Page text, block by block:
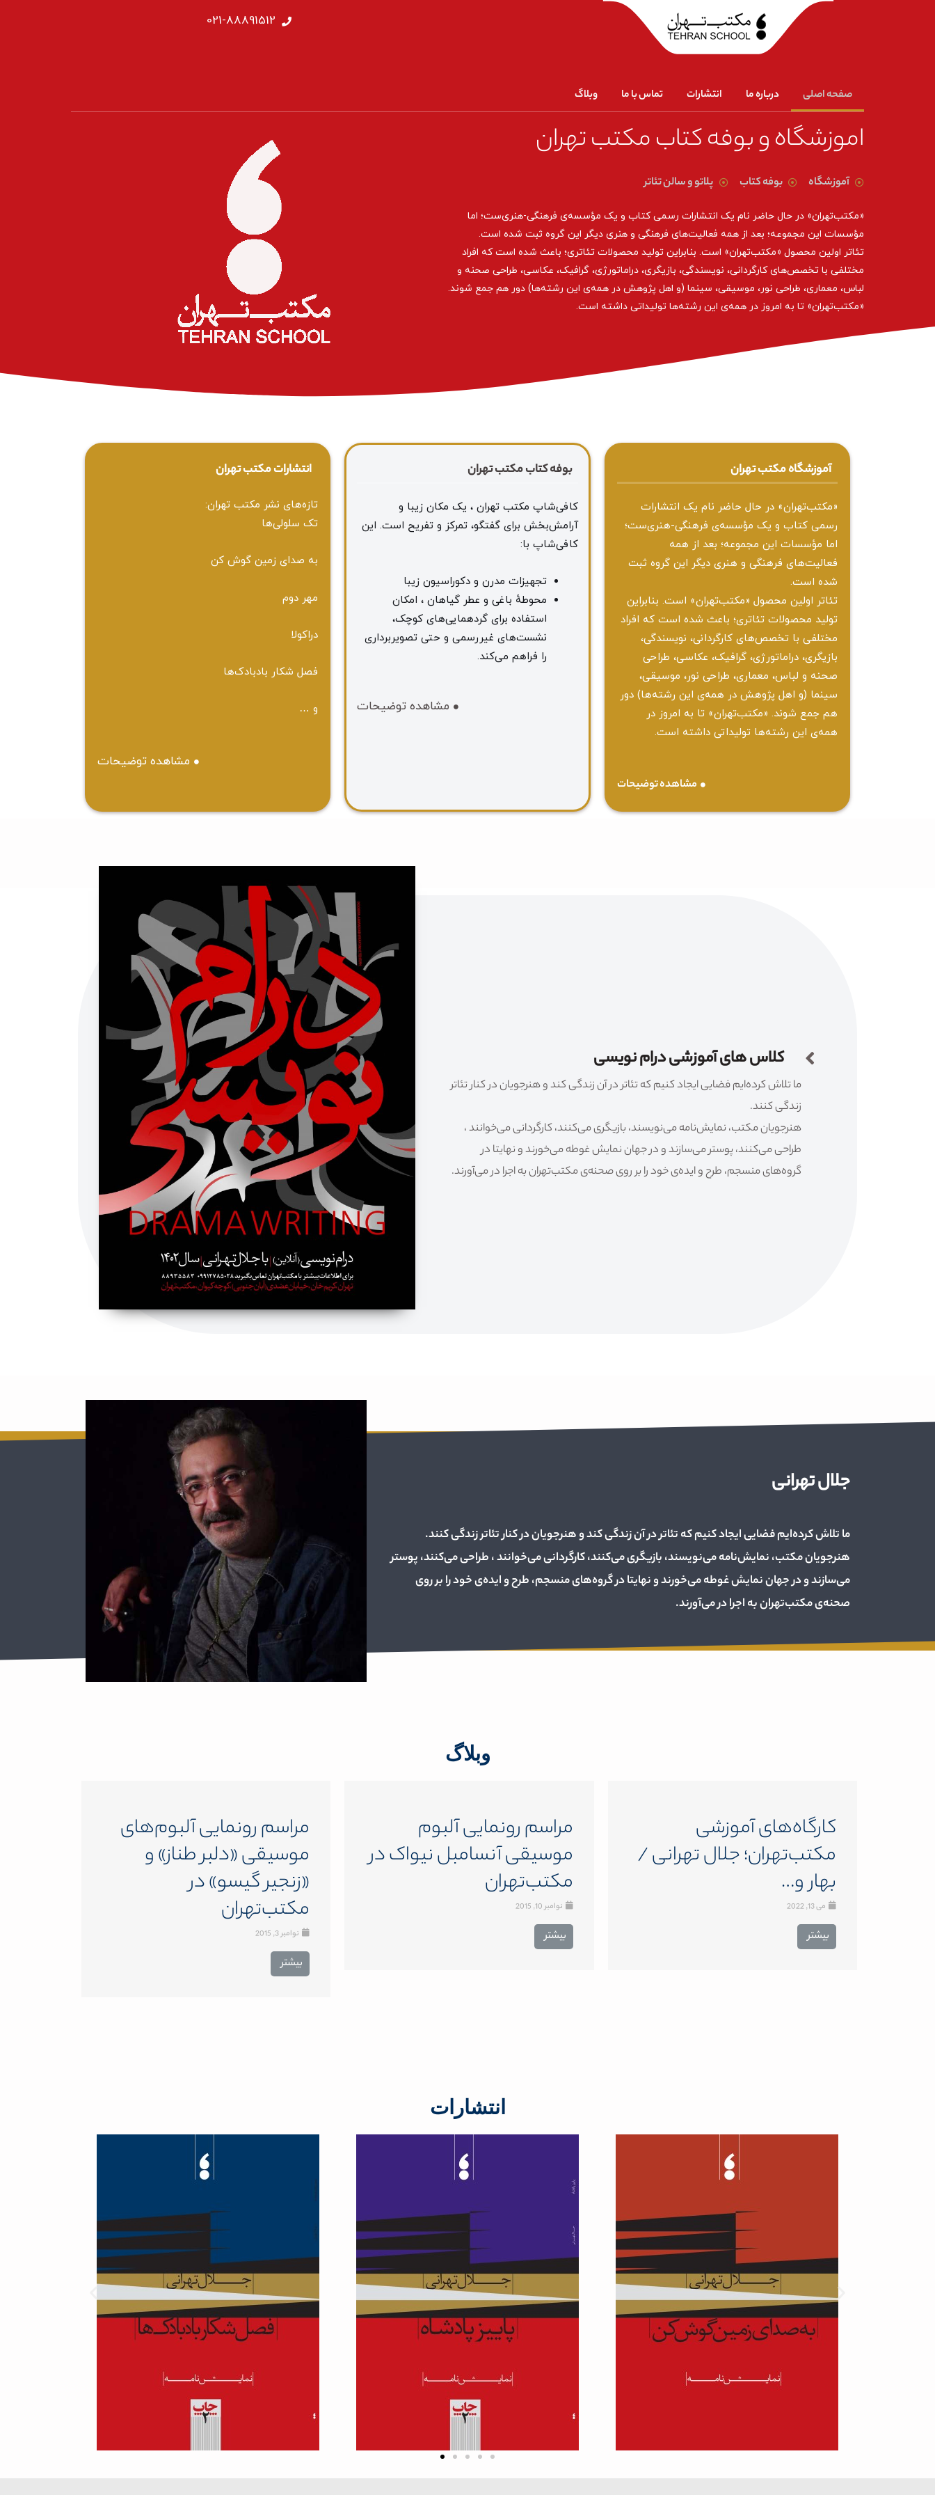
021-88891512
صفحه اصلی درباره ما انتشارات تماس با ما وبلاگ
اموزشگاه و بوفه کتاب مکتب تهران
آموزشگاه بوفه کتاب پلاتو و سالن تئاتر
«مکتب‌تهران» در حال حاضر نام یک انتشارات رسمی کتاب و یک مؤسسه‌ی فرهنگی-هنری‌ست؛ اما
مؤسسات این مجموعه؛ بعد از همه‌ فعالیت‌های فرهنگی و هنری دیگر این گروه ثبت شده است.
تئاتر اولین محصول «مکتب‌تهران» است. بنابراین تولید محصولات تئاتری؛ باعث شده است که افراد
مختلفی با تخصص‌های کارگردانی، نویسندگی، بازیگری، دراماتورژی، گرافیک، عکاسی، طراحی ‌صحنه و
لباس، معماری، طراحی نور، موسیقی، سینما (و اهل پژوهش در همه‌ی این رشته‌ها) دور هم جمع شوند.
«مکتب‌تهران» تا به امروز در همه‌ی این رشته‌ها تولیداتی داشته است.
آموزشگاه مکتب تهران
«مکتب‌تهران» در حال حاضر نام یک انتشارات
رسمی کتاب و یک مؤسسه‌ی فرهنگی-هنری‌ست؛
اما مؤسسات این مجموعه؛ بعد از همه‌
فعالیت‌های فرهنگی و هنری دیگر این گروه ثبت
شده است.
تئاتر اولین محصول «مکتب‌تهران» است. بنابراین
تولید محصولات تئاتری؛ باعث شده است که افراد
مختلفی با تخصص‌های کارگردانی، نویسندگی،
بازیگری، دراماتورژی، گرافیک، عکاسی، طراحی
‌صحنه و لباس، معماری، طراحی نور، موسیقی،
سینما (و اهل پژوهش در همه‌ی این رشته‌ها) دور
هم جمع شوند. «مکتب‌تهران» تا به امروز در
همه‌ی این رشته‌ها تولیداتی داشته است.
مشاهده توضیحات
بوفه کتاب مکتب تهران
کافی‌شاپ مکتب تهران ، یک مکان زیبا و
آرامش‌بخش برای گفتگو، تمرکز و تفریح است. این
کافی‌شاپ با:
تجهیزات مدرن و دکوراسیون زیبا
محوطهٔ باغی و عطر گیاهان ، امکان
استفاده برای گردهمایی‌های کوچک،
نشست‌های غیررسمی و حتی تصویربرداری
را فراهم می‌کند.
مشاهده توضیحات
انتشارات مکتب تهران
تازه‌های نشر مکتب تهران:
تک سلولی‌ها
به صدای زمین گوش کن
مهر دوم
دراکولا
فصل شکار بادبادک‌ها
و …
مشاهده توضیحات
کلاس های آموزشی درام نویسی
ما تلاش کرده‌ایم فضایی ایجاد کنیم که تئاتر در آن زندگی کند و هنرجویان در کنار تئاتر
زندگی کنند.
هنرجویان مکتب، نمایش‌نامه می‌نویسند، بازیگری می‌کنند، کارگردانی می‌خوانند ،
طراحی می‌کنند، پوستر می‌سازند و در جهان نمایش غوطه می‌خورند و نهایتا در
گروه‌های منسجم، طرح و ایده‌ی خود را بر روی صحنه‌ی مکتب‌تهران به اجرا در می‌آورند.
جلال تهرانی
ما تلاش کرده‌ایم فضایی ایجاد کنیم که تئاتر در آن زندگی کند و هنرجویان در کنار تئاتر زندگی کنند.
هنرجویان مکتب، نمایش‌نامه می‌نویسند، بازیگری می‌کنند، کارگردانی می‌خوانند ، طراحی می‌کنند، پوستر
می‌سازند و در جهان نمایش غوطه می‌خورند و نهایتا در گروه‌های منسجم، طرح و ایده‌ی خود را بر روی
صحنه‌ی مکتب‌تهران به اجرا در می‌آورند.
وبلاگ
کارگاه‌های آموزشی
مکتب‌تهران؛ جلال تهرانی /
بهار و…
می 13, 2022
بیشتر
مراسم رونمایی آلبوم
موسیقی آنسامبل نیواک در
مکتب‌تهران
نوامبر 10, 2015
بیشتر
مراسم رونمایی آلبوم‌های
موسیقی «دلبر طناز» و
«زنجیر گیسو» در
مکتب‌تهران
نوامبر 3, 2015
بیشتر
انتشارات